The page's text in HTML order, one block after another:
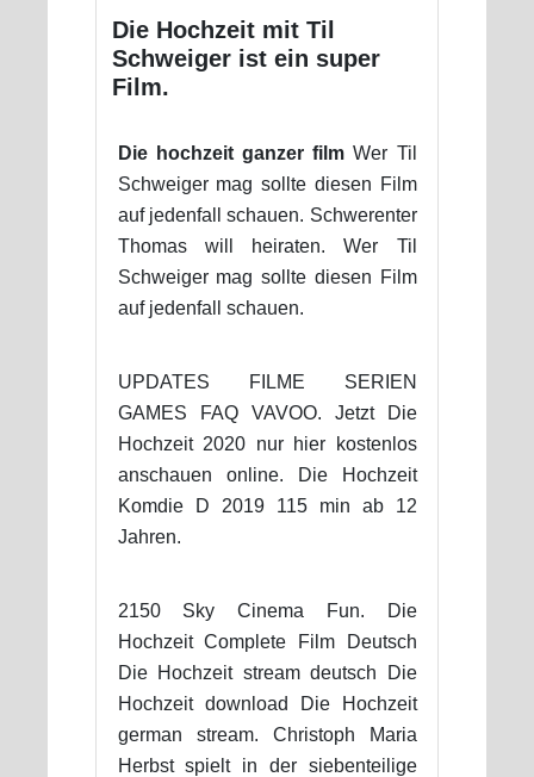
Die Hochzeit mit Til
Schweiger ist ein super
Film.
Die hochzeit ganzer film Wer Til
Schweiger mag sollte diesen Film
auf jedenfall schauen. Schwerenter
Thomas will heiraten. Wer Til
Schweiger mag sollte diesen Film
auf jedenfall schauen.
UPDATES FILME SERIEN
GAMES FAQ VAVOO. Jetzt Die
Hochzeit 2020 nur hier kostenlos
anschauen online. Die Hochzeit
Komdie D 2019 115 min ab 12
Jahren.
2150 Sky Cinema Fun. Die
Hochzeit Complete Film Deutsch
Die Hochzeit stream deutsch Die
Hochzeit download Die Hochzeit
german stream. Christoph Maria
Herbst spielt in der siebenteilige